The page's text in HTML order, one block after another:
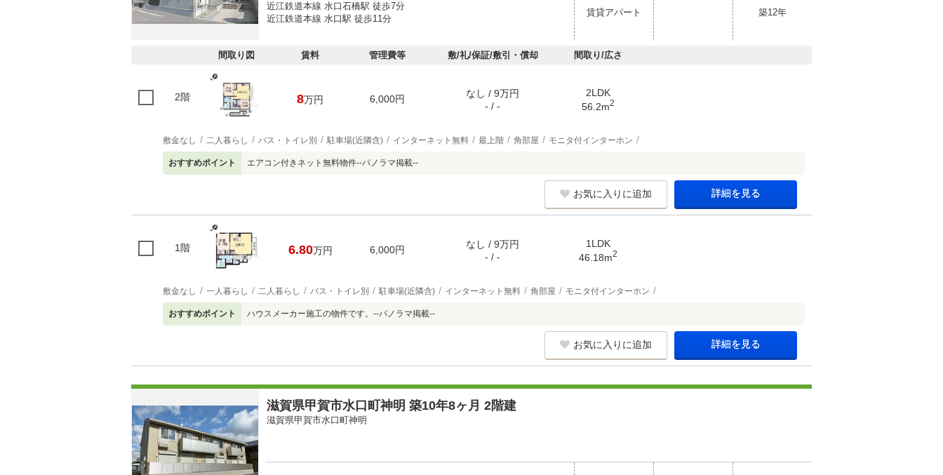
近江鉄道本線 水口石橋駅 徒歩7分
近江鉄道本線 水口駅 徒歩11分
賃貸アパート 築12年
間取り図 賃料 管理費等 敷/礼/保証/敷引・償却 間取り/広さ
2階 8万円 6,000円
なし / 9万円
- / -
2LDK
56.2m2
敷金なし 二人暮らし バス・トイレ別 駐車場(近隣含) インターネット無料 最上階 角部屋 モニタ付インターホン
おすすめポイント エアコン付きネット無料物件--パノラマ掲載--
お気に入りに追加 詳細を見る
1階 6.80万円 6,000円
なし / 9万円
- / -
1LDK
46.18m2
敷金なし 一人暮らし 二人暮らし バス・トイレ別 駐車場(近隣含) インターネット無料 角部屋 モニタ付インターホン
おすすめポイント ハウスメーカー施工の物件です。--パノラマ掲載--
お気に入りに追加 詳細を見る
滋賀県甲賀市水口町神明 築10年8ヶ月 2階建
滋賀県甲賀市水口町神明